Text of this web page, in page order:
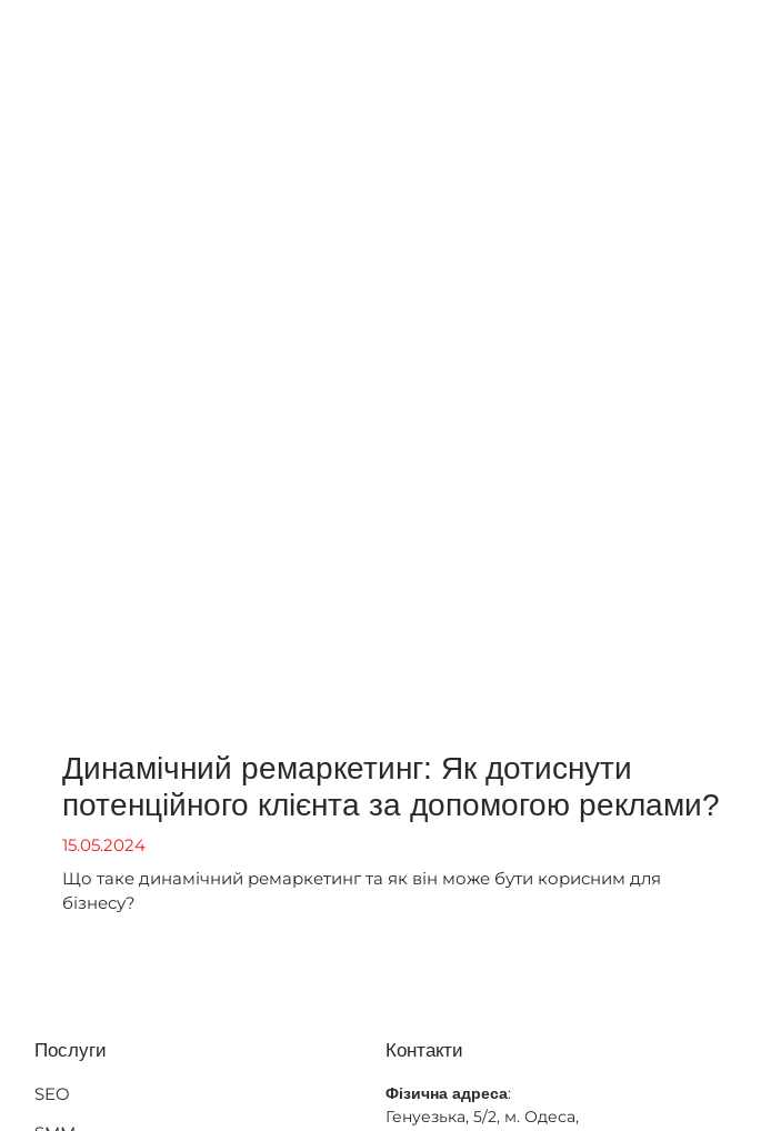
Динамічний ремаркетинг: Як дотиснути
потенційного клієнта за допомогою реклами?
15.05.2024
Що таке динамічний ремаркетинг та як він може бути корисним для
бізнесу?
Послуги
SEO
Контакти
Фізична адреса:
Генуезька, 5/2, м. Одеса,